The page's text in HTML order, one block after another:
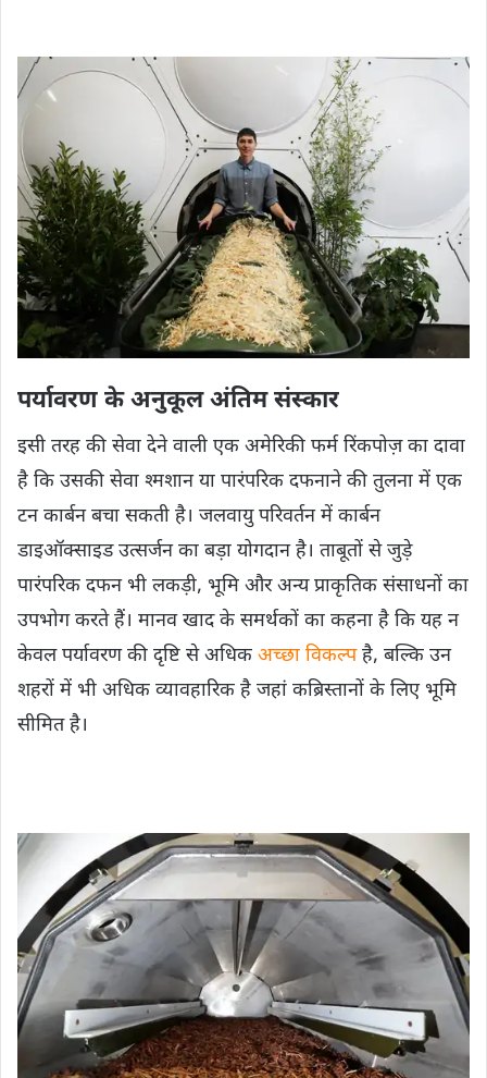
पर्यावरण के अनुकूल अंतिम संस्कार
इसी तरह की सेवा देने वाली एक अमेरिकी फर्म रिंकपोज़ का दावा
है कि उसकी सेवा श्मशान या पारंपरिक दफनाने की तुलना में एक
टन कार्बन बचा सकती है। जलवायु परिवर्तन में कार्बन
डाइऑक्साइड उत्सर्जन का बड़ा योगदान है। ताबूतों से जुड़े
पारंपरिक दफन भी लकड़ी, भूमि और अन्य प्राकृतिक संसाधनों का
उपभोग करते हैं। मानव खाद के समर्थकों का कहना है कि यह न
केवल पर्यावरण की दृष्टि से अधिक अच्छा विकल्पहै, बल्कि उन
शहरों में भी अधिक व्यावहारिक है जहां कब्रिस्तानों के लिए भूमि
सीमित है।